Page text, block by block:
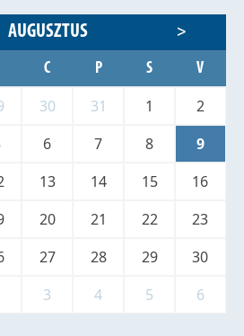
AUGUSZTUS >
C P S V
30 31 1
2
6 7 8
9
13 14 15
16
20 21 22
23
27 28 29
30
3 4 5 6